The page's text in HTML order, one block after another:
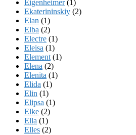
Eigenheimer(1)
Ekaterininskiy (2)
Elan (1)
Elba (2)
Electre (1)
Eleisa (1)
Element (1)
Elena (2)
Elenita (1)
Elida (1)
Elin (1)
Elipsa (1)
Elke (2)
Ella (1)
Elles (2)